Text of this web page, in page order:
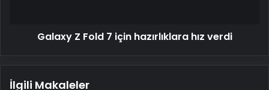
Galaxy Z Fold 7 için hazırlıklara hız verdi
İlgili Makaleler